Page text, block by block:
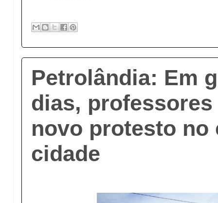
Petrolândia: Em
dias,
novo protesto no
cidade